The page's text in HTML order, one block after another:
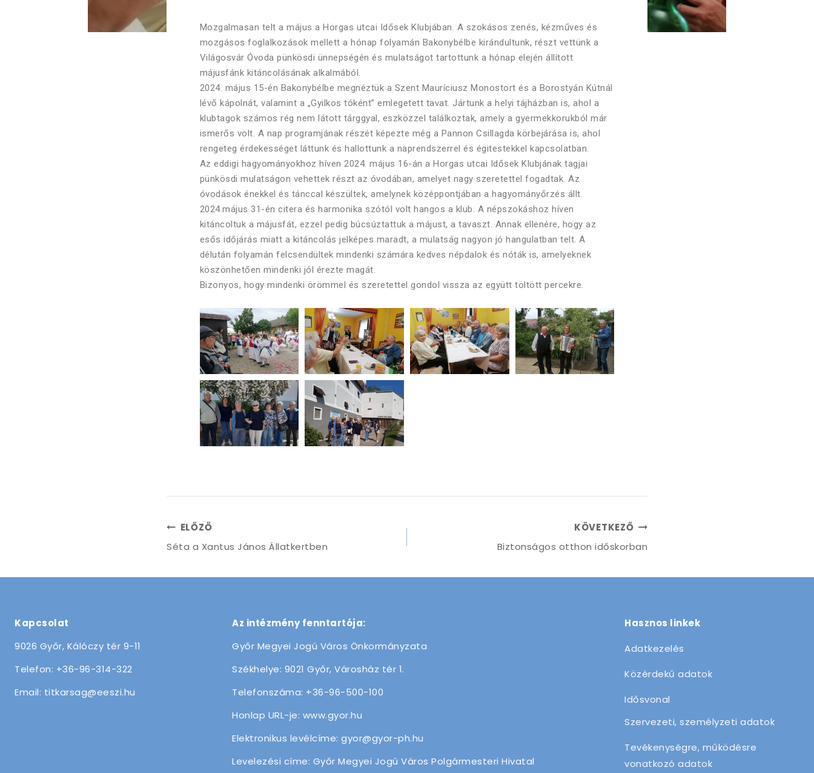
Mozgalmasan telt a május a Horgas utcai Idősek Klubjában. A szokásos zenés, kézműves és
mozgásos foglalkozások mellett a hónap folyamán Bakonybélbe kirándultunk, részt vettünk a
Világosvár Óvoda pünkösdi ünnepségén és mulatságot tartottunk a hónap elején állított
májusfánk kitáncolásának alkalmából.
2024. május 15-én Bakonybélbe megnéztük a Szent Mauríciusz Monostort és a Borostyán Kútnál
lévő kápolnát, valamint a „Gyilkos tóként” emlegetett tavat. Jártunk a helyi tájházban is, ahol a
klubtagok számos rég nem látott tárggyal, eszközzel találkoztak, amely a gyermekkorukból már
ismerős volt. A nap programjának részét képezte még a Pannon Csillagda körbejárása is, ahol
rengeteg érdekességet láttunk és hallottunk a naprendszerrel és égitestekkel kapcsolatban.
Az eddigi hagyományokhoz híven 2024. május 16-án a Horgas utcai Idősek Klubjának tagjai
pünkösdi mulatságon vehettek részt az óvodában, amelyet nagy szeretettel fogadtak. Az
óvodások énekkel és tánccal készültek, amelynek középpontjában a hagyományőrzés állt.
2024.május 31-én citera és harmonika szótól volt hangos a klub. A népszokáshoz híven
kitáncoltuk a májusfát, ezzel pedig búcsúztattuk a májust, a tavaszt. Annak ellenére, hogy az
esős időjárás miatt a kitáncolás jelképes maradt, a mulatság nagyon jó hangulatban telt. A
délután folyamán felcsendültek mindenki számára kedves népdalok és nóták is, amelyeknek
köszönhetően mindenki jól érezte magát.
Bizonyos, hogy mindenki örömmel és szeretettel gondol vissza az együtt töltött percekre.
ELŐZŐ
Séta a Xantus János Állatkertben
KÖVETKEZŐ
Biztonságos otthon időskorban
Kapcsolat
9026 Győr, Kálóczy tér 9-11
Telefon: +36-96-314-322
Email: titkarsag@eeszi.hu
Az intézmény fenntartója:
Győr Megyei Jogú Város Önkormányzata
Székhelye: 9021 Győr, Városház tér 1.
Telefonszáma: +36-96-500-100
Honlap URL-je: www.gyor.hu
Elektronikus levélcíme: gyor@gyor-ph.hu
Levelezési címe: Győr Megyei Jogú Város Polgármesteri Hivatal
Hasznos linkek
Adatkezelés
Közérdekű adatok
Idősvonal
Szervezeti, személyzeti adatok
Tevékenységre, működésre
vonatkozó adatok